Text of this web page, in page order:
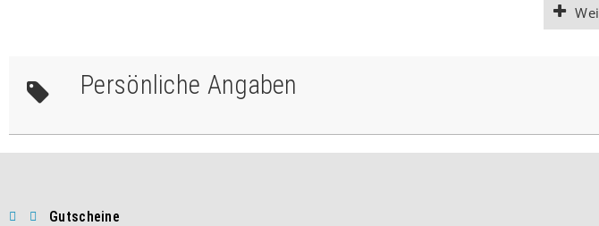
Persönliche Angaben
Gutscheine